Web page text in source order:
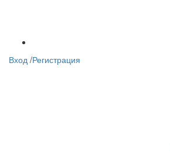
Вход /Регистрация